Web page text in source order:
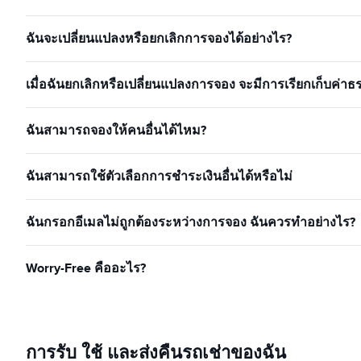
ฉันจะเปลี่ยนแปลงหรือยกเลิกการจองได้อย่างไร?
เมื่อฉันยกเลิกหรือเปลี่ยนแปลงการจอง จะมีการเรียกเก็บค่า
ฉันสามารถจองให้คนอื่นได้ไหม?
ฉันสามารถใช้ตัวเลือกการชำระเงินอื่นได้หรือไม่
ฉันกรอกอีเมลไม่ถูกต้องระหว่างการจอง ฉันควรทำอย่างไร?
Worry-Free คืออะไร?
การรับ ใช้ และส่งคืนรถเช่าของฉัน